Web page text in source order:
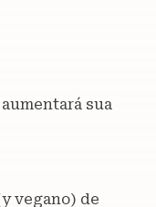
sua
vegano) de